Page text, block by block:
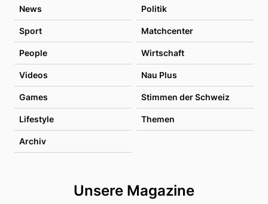
News Politik
Sport Matchcenter
People Wirtschaft
Videos Nau Plus
Games Stimmen der Schweiz
Lifestyle Themen
Archiv
Unsere Magazine